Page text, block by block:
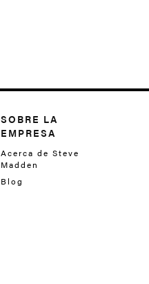
SOBRE LA
EMPRESA
Acerca de Steve
Madden
Blog